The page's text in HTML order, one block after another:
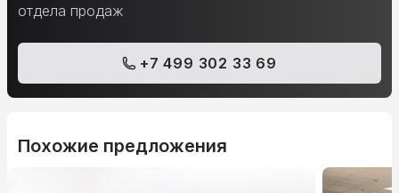
отдела продаж
+7 499 302 33 69
Похожие предложения